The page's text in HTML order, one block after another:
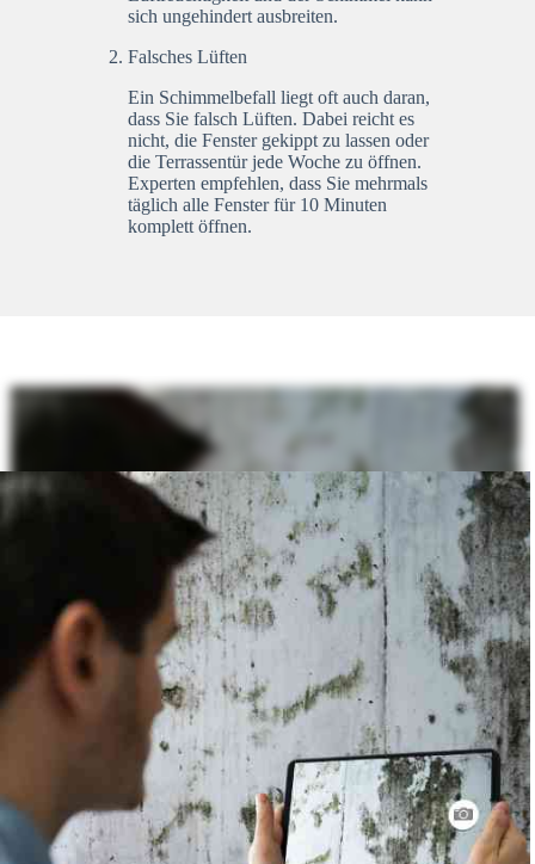
sich ungehindert ausbreiten.
Falsches Lüften
Ein Schimmelbefall liegt oft auch daran,
dass Sie falsch Lüften. Dabei reicht es
nicht, die Fenster gekippt zu lassen oder
die Terrassentür jede Woche zu öffnen.
Experten empfehlen, dass Sie mehrmals
täglich alle Fenster für 10 Minuten
komplett öffnen.